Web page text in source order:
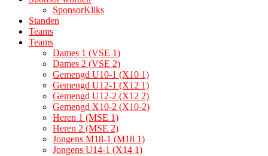
SponsorKliks
Standen
Teams
Teams
Dames 1 (VSE 1)
Dames 2 (VSE 2)
Gemengd U10-1 (X10 1)
Gemengd U12-1 (X12 1)
Gemengd U12-2 (X12 2)
Gemengd X10-2 (X10-2)
Heren 1 (MSE 1)
Heren 2 (MSE 2)
Jongens M18-1 (M18 1)
Jongens U14-1 (X14 1)